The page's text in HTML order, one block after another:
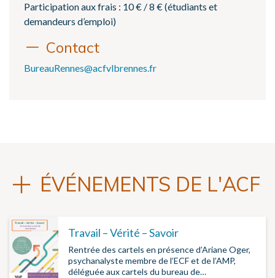
Participation aux frais : 10 € / 8 € (étudiants et
demandeurs d’emploi)
Contact
BureauRennes@acfvlbrennes.fr
ÉVÉNEMENTS DE L'ACF
Travail – Vérité – Savoir
Rentrée des cartels en présence d’Ariane Oger,
psychanalyste membre de l’ECF et de l’AMP,
déléguée aux cartels du bureau de…